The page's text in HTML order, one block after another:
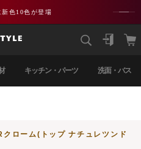
新色10色が登場
キッチン・パーツ 洗面・バス
ローム(トップ ナチュレツンド